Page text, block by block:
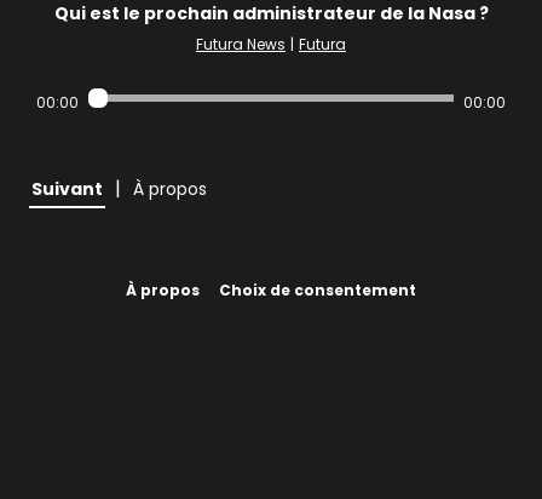
Qui est le prochain administrateur de la Nasa ?
Futura News | Futura
00:00 00:00
Suivant | À propos
À propos Choix de consentement